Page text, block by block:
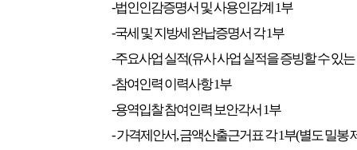
-법인인감증명서 및 사용인감계 1부
-국세 및 지방세 완납증명서 각1부
-주요사업 실적(유사 사업 실적을 증빙할 수 있
-참여인력 이력사항1부
-용역입찰 참여인력 보안각서 1부
-가격제안서,금액산출근거표 각1부(별도 밀봉